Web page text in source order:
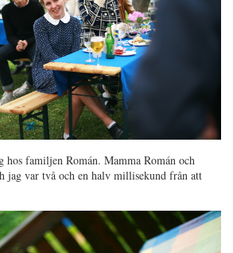
hos familjen Román. Mamma Román och
jag var två och en halv millisekund från att